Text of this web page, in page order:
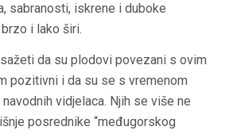
sabranosti, iskrene i duboke
i lako širi.
da su plodovi povezani s ovim
pozitivni i da su se s vremenom
vidjelaca. Njih se više ne
posrednike “međugorskog